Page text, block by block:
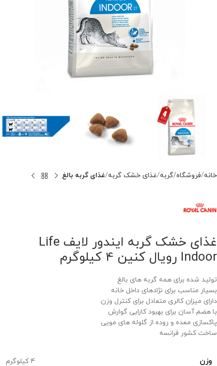
خانه فروشگاه گربه غذای خشک گربه غذای گربه بالغ
غذای خشک گربه ایندور لایف Life
Indoor رویال کنین 4 کیلوگرم
تولید شده برای همه گربه های بالغ
بسیار مناسب برای نژادهای داخل خانه
دارای میزان کالری متعادل برای کنترل وزن
با هضم آسان برای بهبود کارایی گوارش
پاکسازی معده و روده از گلوله های مویی
ساخت کشور فرانسه
وزن 4 کیلوگرم